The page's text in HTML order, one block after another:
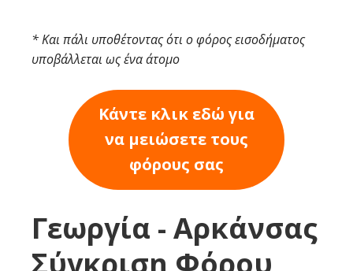
* Και πάλι υποθέτοντας ότι ο φόρος εισοδήματος
υποβάλλεται ως ένα άτομο
Κάντε κλικ εδώ για
να μειώσετε τους
φόρους σας
Γεωργία - Αρκάνσας
Σύγκριση Φόρου